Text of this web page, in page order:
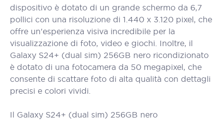
dispositivo è dotato di un grande schermo da 6,7
pollici con una risoluzione di 1.440 x 3.120 pixel, che
offre un'esperienza visiva incredibile per la
visualizzazione di foto, video e giochi. Inoltre, il
Galaxy S24+ (dual sim) 256GB nero ricondizionato
è dotato di una fotocamera da 50 megapixel, che
consente di scattare foto di alta qualità con dettagli
precisi e colori vividi.
Il Galaxy S24+ (dual sim) 256GB nero